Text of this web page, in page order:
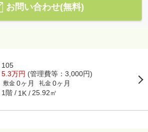
お問い合わせ(無料)
105
5.3万円 (管理費等：3,000円)
敷金 0ヶ月 礼金 0ヶ月
1階 1K 25.92㎡